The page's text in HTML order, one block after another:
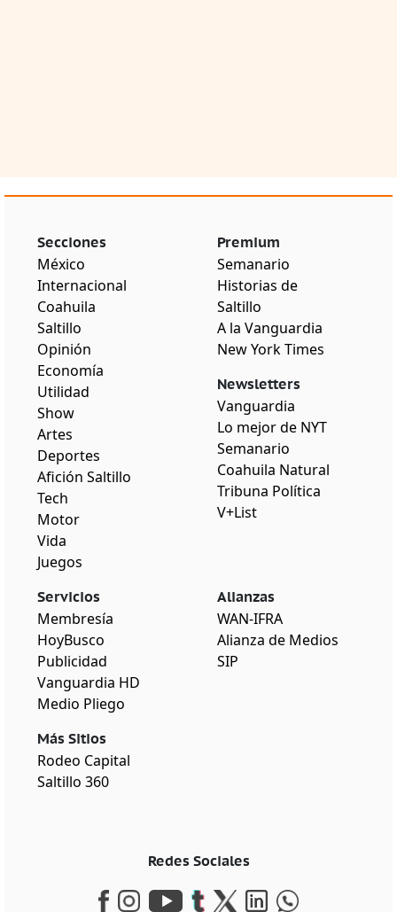
Secciones
México
Internacional
Coahuila
Saltillo
Opinión
Economía
Utilidad
Show
Artes
Deportes
Afición Saltillo
Tech
Motor
Vida
Juegos
Premium
Semanario
Historias de
Saltillo
A la Vanguardia
New York Times
Newsletters
Vanguardia
Lo mejor de NYT
Semanario
Coahuila Natural
Tribuna Política
V+List
Servicios
Membresía
HoyBusco
Publicidad
Vanguardia HD
Medio Pliego
Más Sitios
Rodeo Capital
Saltillo 360
Alianzas
WAN-IFRA
Alianza de Medios
SIP
Redes Sociales